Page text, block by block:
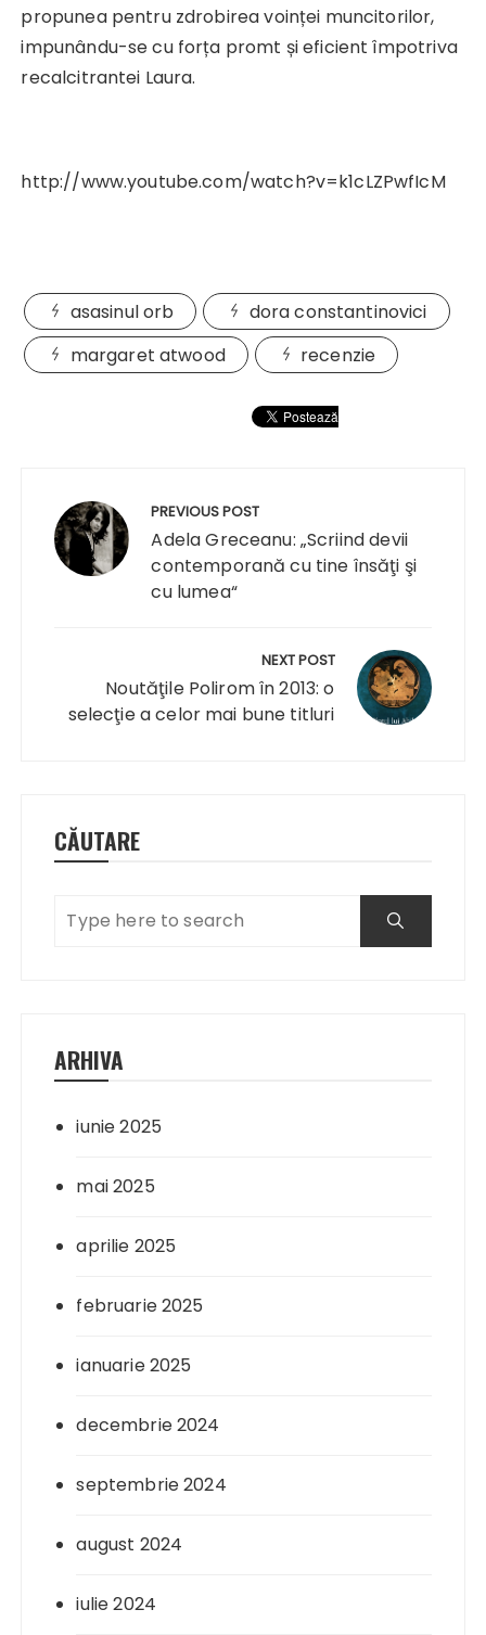
propunea pentru zdrobirea voinței muncitorilor,
impunându-se cu forța promt și eficient împotriva
recalcitrantei Laura.
http://www.youtube.com/watch?v=k1cLZPwfIcM
asasinul orb
dora constantinovici
margaret atwood
recenzie
articole
PREVIOUS POST
Adela Greceanu: „Scriind devii
contemporană cu tine însăţi şi
cu lumea“
NEXT POST
Noutăţile Polirom în 2013: o
selecţie a celor mai bune titluri
CĂUTARE
ARHIVA
iunie 2025
mai 2025
aprilie 2025
februarie 2025
ianuarie 2025
decembrie 2024
septembrie 2024
august 2024
iulie 2024